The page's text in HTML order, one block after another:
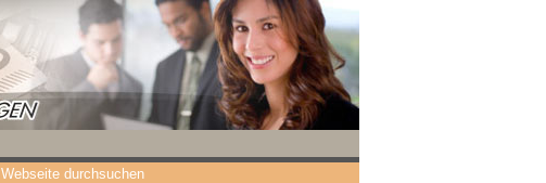
Webseite durchsuchen